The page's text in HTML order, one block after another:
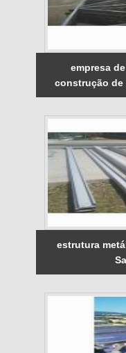
empresa
construção de
estrutura